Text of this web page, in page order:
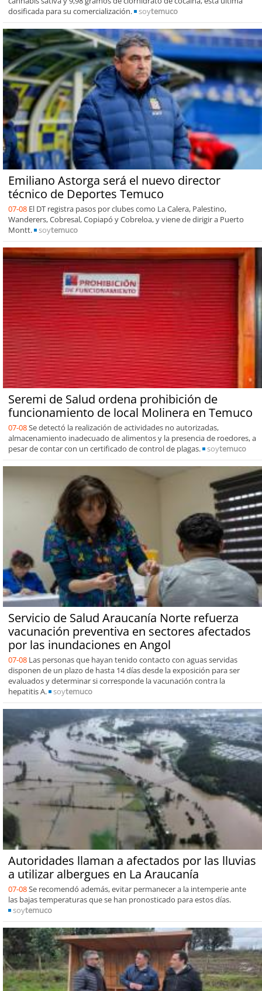
dosificada para su comercialización.
soytemuco
Emiliano Astorga será el nuevo director
técnico de Deportes Temuco
07-08 El DT registra pasos por clubes como La Calera, Palestino,
Wanderers, Cobresal, Copiapó y Cobreloa, y viene de dirigir a Puerto
Montt.
soytemuco
Seremi de Salud ordena prohibición de
funcionamiento de local Molinera en Temuco
07-08Se detectó la realización de actividades no autorizadas,
almacenamiento inadecuado de alimentos y la presencia de roedores, a
pesar de contar con un certificado de control de plagas.
soytemuco
Servicio de Salud Araucanía Norte refuerza
vacunación preventiva en sectores afectados
por las inundaciones en Angol
07-08 Las personas que hayan tenido contacto con aguas servidas
disponen de un plazo de hasta 14 días desde la exposición para ser
evaluados y determinar si corresponde la vacunación contra la
hepatitis A.
soytemuco
Autoridades llaman a afectados por las lluvias
a utilizar albergues en La Araucanía
07-08Se recomendó además, evitar permanecer a la intemperie ante
las bajas temperaturas que se han pronosticado para estos días.
soytemuco